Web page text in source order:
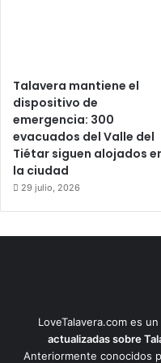
Talavera mantiene el
dispositivo de
emergencia: 300
evacuados del Valle del
Tiétar siguen alojados
la ciudad
29 julio, 2026
LoveTalavera.com es un
actualizadas sobre
Anteriormente conocidos